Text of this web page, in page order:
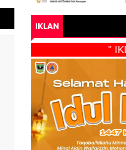
IKLAN
" IKLAN "